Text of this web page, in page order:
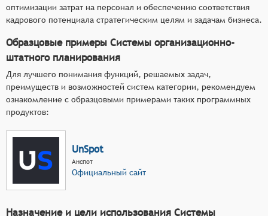
оптимизации затрат на персонал и обеспечению соответствия
кадрового потенциала стратегическим целям и задачам бизнеса.
Образцовые примеры Системы организационно-
штатного планирования
Для лучшего понимания функций, решаемых задач,
преимуществ и возможностей систем категории, рекомендуем
ознакомление с образцовыми примерами таких программных
продуктов:
UnSpot
Анспот
Официальный сайт
Назначение и цели использования Системы